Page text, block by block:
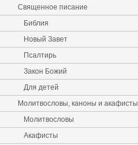
Священное писание
Библия
Новый Завет
Псалтирь
Закон Божий
Для детей
Молитвословы, каноны и акафисты
Молитвословы
Акафисты